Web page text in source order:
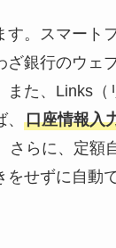
す。スマート
ざ銀行のウェ
また、Links（
口座情報入
さらに、定額
をせずに自動